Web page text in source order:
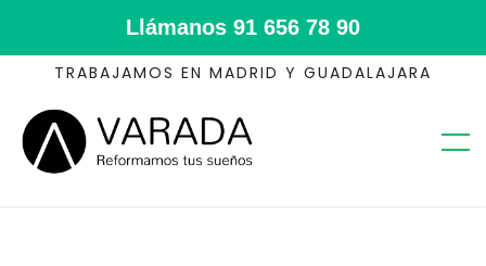
Llámanos 91 656 78 90
TRABAJAMOS EN MADRID Y GUADALAJARA